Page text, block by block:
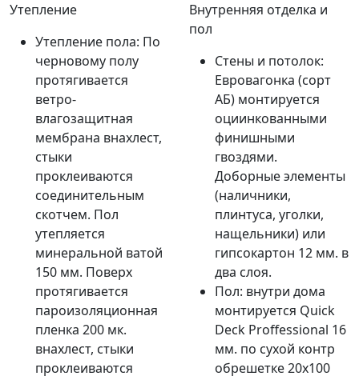
Утепление
Утепление пола: По
черновому полу
протягивается
ветро-
влагозащитная
мембрана внахлест,
стыки
проклеиваются
соединительным
скотчем. Пол
утепляется
минеральной ватой
150 мм. Поверх
протягивается
пароизоляционная
пленка 200 мк.
внахлест, стыки
проклеиваются
Внутренняя отделка и
пол
Стены и потолок:
Евровагонка (сорт
АБ) монтируется
оциинкованными
финишными
гвоздями.
Доборные элементы
(наличники,
плинтуса, уголки,
нащельники) или
гипсокартон 12 мм. в
два слоя.
Пол: внутри дома
монтируется Quick
Deck Proffessional 16
мм. по сухой контр
обрешетке 20х100